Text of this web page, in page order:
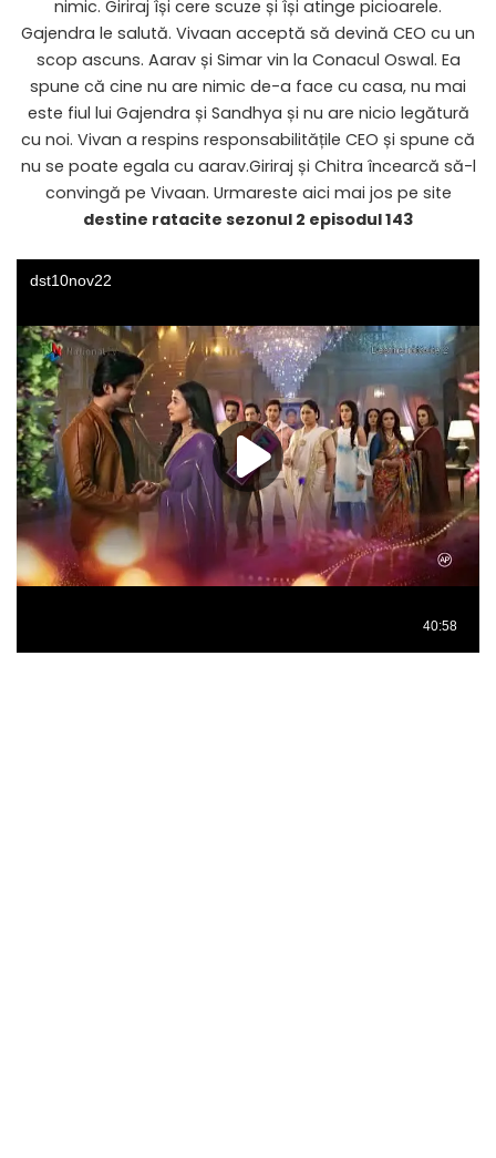
nimic. Giriraj își cere scuze și își atinge picioarele.
Gajendra le salută. Vivaan acceptă să devină CEO cu un
scop ascuns. Aarav și Simar vin la Conacul Oswal. Ea
spune că cine nu are nimic de-a face cu casa, nu mai
este fiul lui Gajendra și Sandhya și nu are nicio legătură
cu noi. Vivan a respins responsabilitățile CEO și spune că
nu se poate egala cu aarav.Giriraj și Chitra încearcă să-l
convingă pe Vivaan. Urmareste aici mai jos pe site
destine ratacite sezonul 2 episodul 143